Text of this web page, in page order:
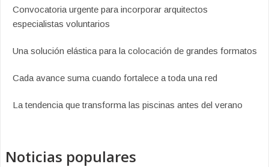
Convocatoria urgente para incorporar arquitectos
especialistas voluntarios
Una solución elástica para la colocación de grandes formatos
Cada avance suma cuando fortalece a toda una red
La tendencia que transforma las piscinas antes del verano
Noticias populares